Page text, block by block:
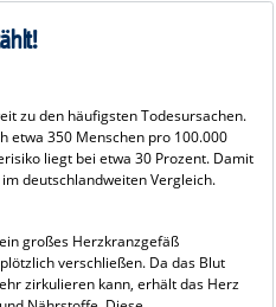
zu den häufigsten Todesursachen.
etwa 350 Menschen pro 100.000
liegt bei etwa 30 Prozent. Damit
deutschlandweiten Vergleich.
großes Herzkranzgefäß
verschließen. Da das Blut
zirkulieren kann, erhält das Herz